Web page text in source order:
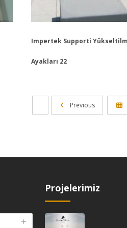
Impertek Supporti
Ayakları 22
Previous
Projelerimiz